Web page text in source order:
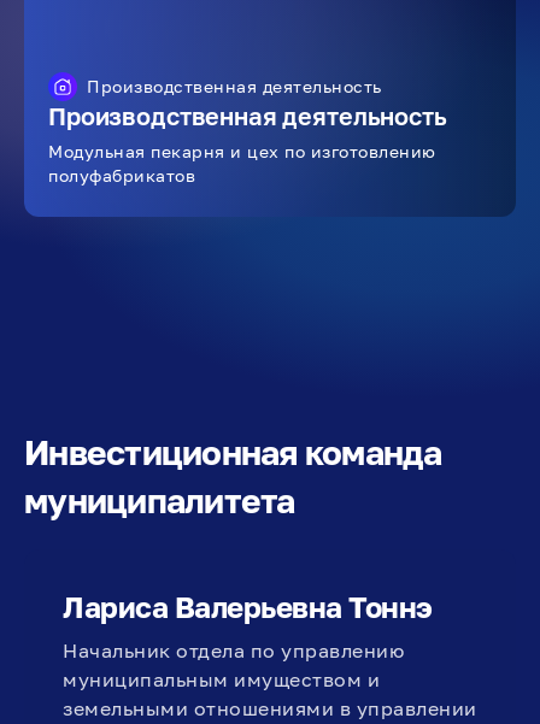
Производственная деятельность
Производственная деятельность
Модульная пекарня и цех по изготовлению
полуфабрикатов
Инвестиционная команда
муниципалитета
Лариса Валерьевна Тоннэ
Начальник отдела по управлению
муниципальным имуществом и
земельными отношениями в управлении